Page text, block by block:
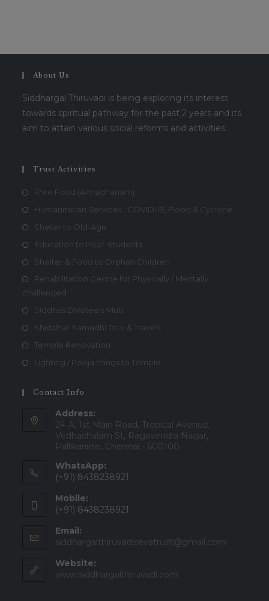
About Us
Siddhargal Thiruvadi is being exploring its interest
towards spiritual pathway for the past 2 years and its
aim to attain various social reforms and activities.
Trust Activities
Free Food (Annadhanam)
Humanitarian Services : COVID-19, Flood & Cyclone
Sheter to Old-Age
Education to Poor Students
Shelter & Food to Orphan Children
Rehabilitation Centre for Physically / Mentally
challenged
Siddhas Divotee's Mutt
Shiddhar Samadhi Tour & Travels
Temple Renovation
Lighting / Pooja things to Temple
Contact Info
Address:
24-A, 1st Main Road, Tropical Avenue,
Vedhachalam St, Ragavendra Nagar,
Pallikaranai, Chennai - 600100
WhatsApp:
(+91) 8438238921
Mobile:
(+91) 8438238921
Email:
siddhargalthiruvadisevatrust@gmail.com
Website:
www.siddhargalthiruvadi.com